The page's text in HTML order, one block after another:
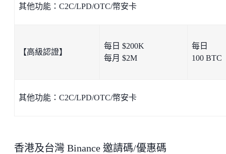
其他功能：C2C/LPD/OTC/幣安卡
【高級認證】
每日 $200K
每月 $2M
每日
100 BTC
其他功能：C2C/LPD/OTC/幣安卡
香港及台灣 Binance 邀請碼/優惠碼